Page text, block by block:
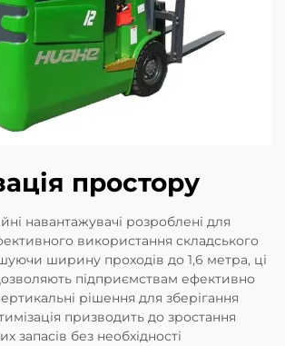
простору
навантажувачі розроблені для
використання складського
ширину проходів до 1,6 метра, ці
підприємствам ефективно
рішення для зберігання
призводить до зростання
запасів без необхідності